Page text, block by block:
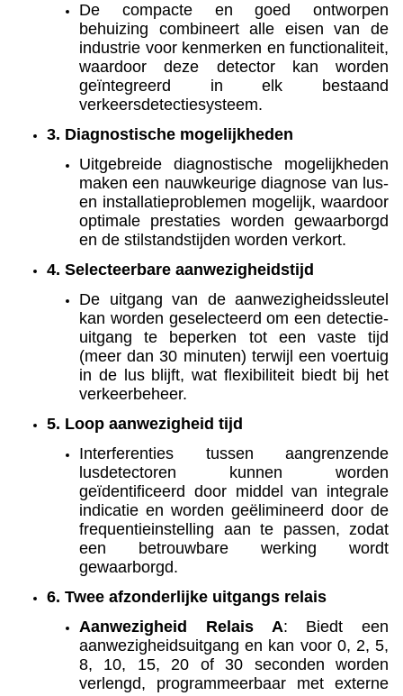
De compacte en goed ontworpen
behuizing combineert alle eisen van de
industrie voor kenmerken en functionaliteit,
waardoor deze detector kan worden
geïntegreerd in elk bestaand
verkeersdetectiesysteem.
3. Diagnostische mogelijkheden
Uitgebreide diagnostische mogelijkheden
maken een nauwkeurige diagnose van lus-
en installatieproblemen mogelijk, waardoor
optimale prestaties worden gewaarborgd
en de stilstandstijden worden verkort.
4. Selecteerbare aanwezigheidstijd
De uitgang van de aanwezigheidssleutel
kan worden geselecteerd om een detectie-
uitgang te beperken tot een vaste tijd
(meer dan 30 minuten) terwijl een voertuig
in de lus blijft, wat flexibiliteit biedt bij het
verkeerbeheer.
5. Loop aanwezigheid tijd
Interferenties tussen aangrenzende
lusdetectoren kunnen worden
geïdentificeerd door middel van integrale
indicatie en worden geëlimineerd door de
frequentieinstelling aan te passen, zodat
een betrouwbare werking wordt
gewaarborgd.
6. Twee afzonderlijke uitgangs relais
Aanwezigheid Relais A: Biedt een
aanwezigheidsuitgang en kan voor 0, 2, 5,
8, 10, 15, 20 of 30 seconden worden
verlengd, programmeerbaar met externe